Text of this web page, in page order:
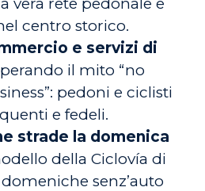
centro storico.
e servizi di
il mito “no
pedoni e ciclisti
e fedeli.
strade la domenica
della Ciclovía di
senz’auto